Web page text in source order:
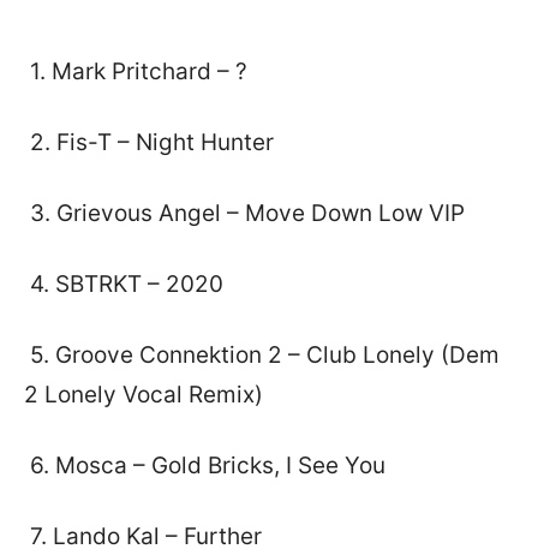
1. Mark Pritchard – ?
2. Fis-T – Night Hunter
3. Grievous Angel – Move Down Low VIP
4. SBTRKT – 2020
5. Groove Connektion 2 – Club Lonely (Dem
2 Lonely Vocal Remix)
6. Mosca – Gold Bricks, I See You
7. Lando Kal – Further